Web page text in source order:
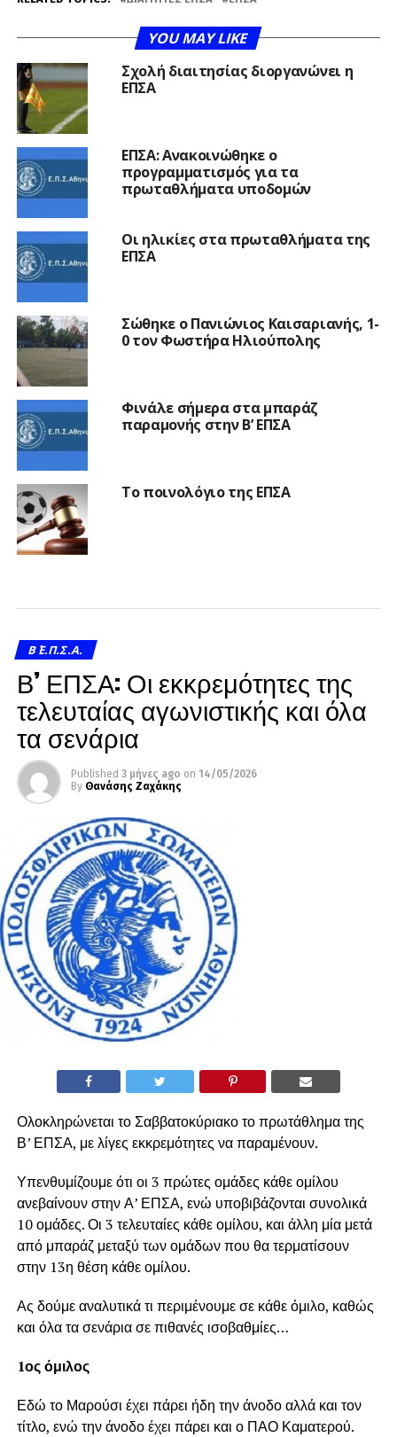
YOU MAY LIKE
Σχολή διαιτησίας διοργανώνει η
ΕΠΣΑ
ΕΠΣΑ: Ανακοινώθηκε ο
προγραμματισμός για τα
πρωταθλήματα υποδομών
Οι ηλικίες στα πρωταθλήματα της
ΕΠΣΑ
Σώθηκε ο Πανιώνιος Καισαριανής, 1-
0 τον Φωστήρα Ηλιούπολης
Φινάλε σήμερα στα μπαράζ
παραμονής στην Β’ ΕΠΣΑ
Το ποινολόγιο της ΕΠΣΑ
Β΄ Ε.Π.Σ.Α.
Β’ ΕΠΣΑ: Οι εκκρεμότητες της
τελευταίας αγωνιστικής και όλα
τα σενάρια
Published 3 μήνες ago on 14/05/2026
By Θανάσης Ζαχάκης
Ολοκληρώνεται το Σαββατοκύριακο το πρωτάθλημα της
Β’ ΕΠΣΑ, με λίγες εκκρεμότητες να παραμένουν.
Υπενθυμίζουμε ότι οι 3 πρώτες ομάδες κάθε ομίλου
ανεβαίνουν στην Α’ ΕΠΣΑ, ενώ υποβιβάζονται συνολικά
10 ομάδες. Οι 3 τελευταίες κάθε ομίλου, και άλλη μία μετά
από μπαράζ μεταξύ των ομάδων που θα τερματίσουν
στην 13η θέση κάθε ομίλου.
Ας δούμε αναλυτικά τι περιμένουμε σε κάθε όμιλο, καθώς
και όλα τα σενάρια σε πιθανές ισοβαθμίες…
1ος όμιλος
Εδώ το Μαρούσι έχει πάρει ήδη την άνοδο αλλά και τον
τίτλο, ενώ την άνοδο έχει πάρει και ο ΠΑΟ Καματερού.